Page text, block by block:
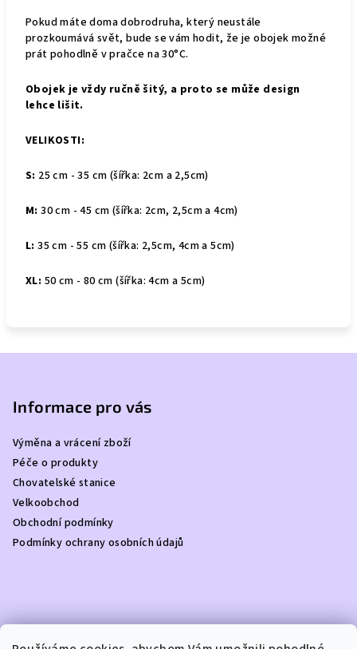
Pokud máte doma dobrodruha, který neustále
prozkoumává svět, bude se vám hodit, že je obojek možné
prát pohodlně v pračce na 30°C.
Obojek je vždy ručně šitý, a proto se může design
lehce lišit.
VELIKOSTI:
S: 25 cm - 35 cm (šířka: 2cm a 2,5cm)
M: 30 cm - 45 cm (šířka: 2cm, 2,5cm a 4cm)
L: 35 cm - 55 cm (šířka: 2,5cm, 4cm a 5cm)
XL: 50 cm - 80 cm (šířka: 4cm a 5cm)
Informace pro vás
Výměna a vrácení zboží
Péče o produkty
Chovatelské stanice
Velkoobchod
Obchodní podmínky
Podmínky ochrany osobních údajů
Kontakt